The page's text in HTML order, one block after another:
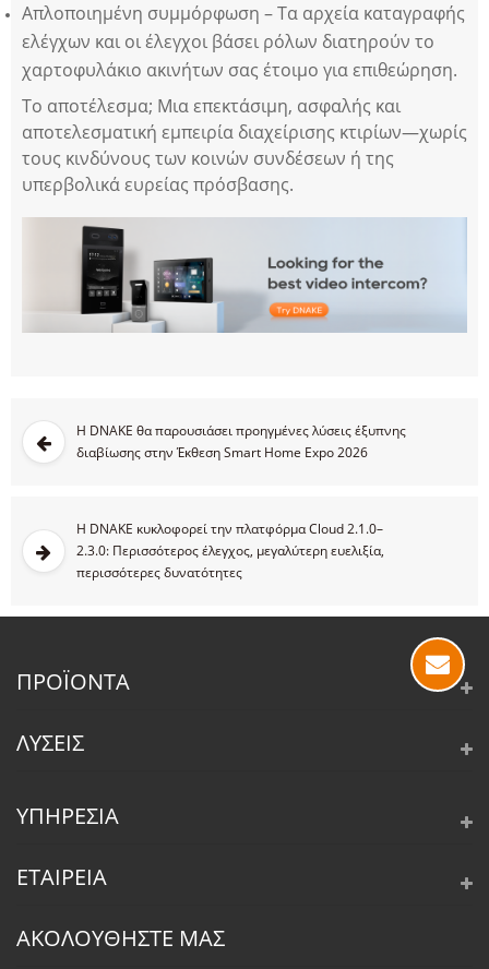
Απλοποιημένη συμμόρφωση – Τα αρχεία καταγραφής
ελέγχων και οι έλεγχοι βάσει ρόλων διατηρούν το
χαρτοφυλάκιο ακινήτων σας έτοιμο για επιθεώρηση.
Το αποτέλεσμα; Μια επεκτάσιμη, ασφαλής και
αποτελεσματική εμπειρία διαχείρισης κτιρίων—χωρίς
τους κινδύνους των κοινών συνδέσεων ή της
υπερβολικά ευρείας πρόσβασης.
Η DNAKE θα παρουσιάσει προηγμένες λύσεις έξυπνης
διαβίωσης στην Έκθεση Smart Home Expo 2026
Η DNAKE κυκλοφορεί την πλατφόρμα Cloud 2.1.0–
2.3.0: Περισσότερος έλεγχος, μεγαλύτερη ευελιξία,
περισσότερες δυνατότητες
ΠΡΟΪΌΝΤΑ
ΛΎΣΕΙΣ
ΥΠΗΡΕΣΊΑ
ΕΤΑΙΡΕΊΑ
ΑΚΟΛΟΥΘΗΣΤΕ ΜΑΣ